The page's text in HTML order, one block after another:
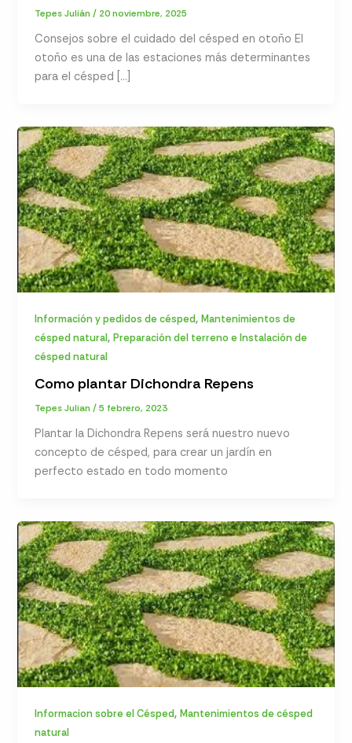
Tepes Julián/ 20 noviembre, 2025
Consejos sobre el cuidado del césped en otoño El
otoño es una de las estaciones más determinantes
para el césped […]
Información y pedidos de césped,Mantenimientos de
césped natural,Preparación del terreno e Instalación de
césped natural
Como plantar Dichondra Repens
Tepes Julian/5 febrero, 2023
Plantar la Dichondra Repens será nuestro nuevo
concepto de césped, para crear un jardín en
perfecto estado en todo momento
Informacion sobre el Césped,Mantenimientos de césped
natural